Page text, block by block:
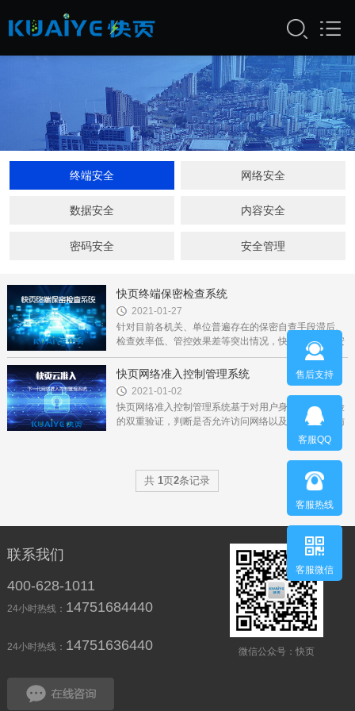
终端安全 网络安全
数据安全 内容安全
密码安全 安全管理
快页终端保密检查系统
2021-01-27
针对目前各机关、单位普遍存在的保密自查手段滞后、
检查效率低、管控效果差等突出情况，快页凭借多年安
全产品研发积累，严格按照国家保密局最新保密检查装
备标准要求，推出一...
快页网络准入控制管理系统
2021-01-02
快页网络准入控制管理系统基于对用户身份和终端风险
的双重验证，判断是否允许访问网络以及获得相应的访
问权限。系统以身份认证为基础，以准入控制为核心，
共 1页2条记录
联系我们
400-628-1011
24小时热线： 14751684440
24小时热线： 14751636440 微信公众号：快页
售后支持
客服QQ
客服热线
客服微信